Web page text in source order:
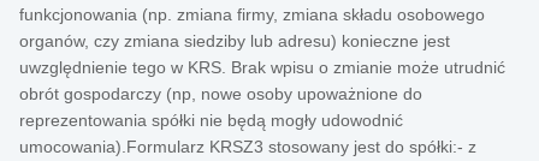
funkcjonowania (np. zmiana firmy, zmiana składu osobowego
organów, czy zmiana siedziby lub adresu) konieczne jest
uwzględnienie tego w KRS. Brak wpisu o zmianie może utrudnić
obrót gospodarczy (np, nowe osoby upoważnione do
reprezentowania spółki nie będą mogły udowodnić
umocowania).Formularz KRSZ3 stosowany jest do spółki:- z